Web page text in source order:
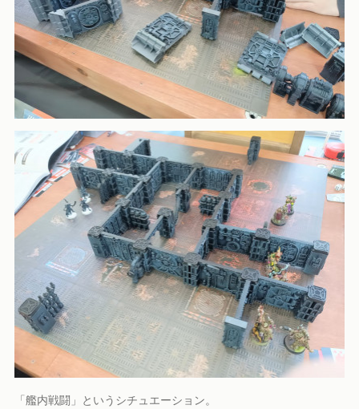
「艦内戦闘」というシチュエーション。